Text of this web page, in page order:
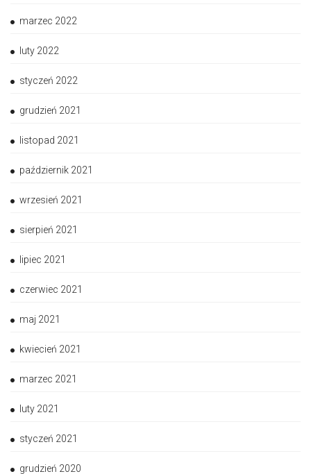
marzec 2022
luty 2022
styczeń 2022
grudzień 2021
listopad 2021
październik 2021
wrzesień 2021
sierpień 2021
lipiec 2021
czerwiec 2021
maj 2021
kwiecień 2021
marzec 2021
luty 2021
styczeń 2021
grudzień 2020